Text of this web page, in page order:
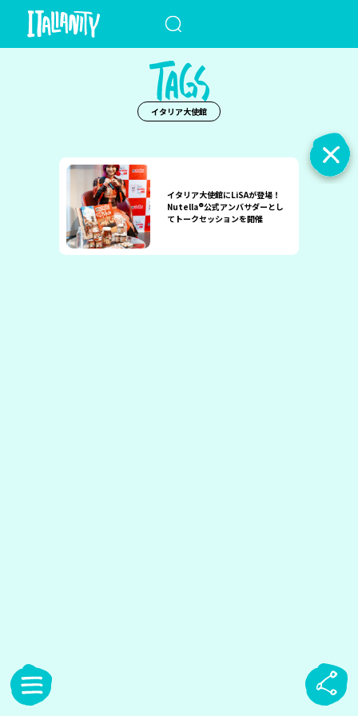
イタリア大使館
イタリア大使館にLiSAが登場！
Nutella®公式アンバサダーとし
てトークセッションを開催